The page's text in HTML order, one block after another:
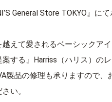
General Store TOKYO』に
えて愛されるベーシックア
する』Harriss（ハリス）の
製品の修理も承りますので
い。